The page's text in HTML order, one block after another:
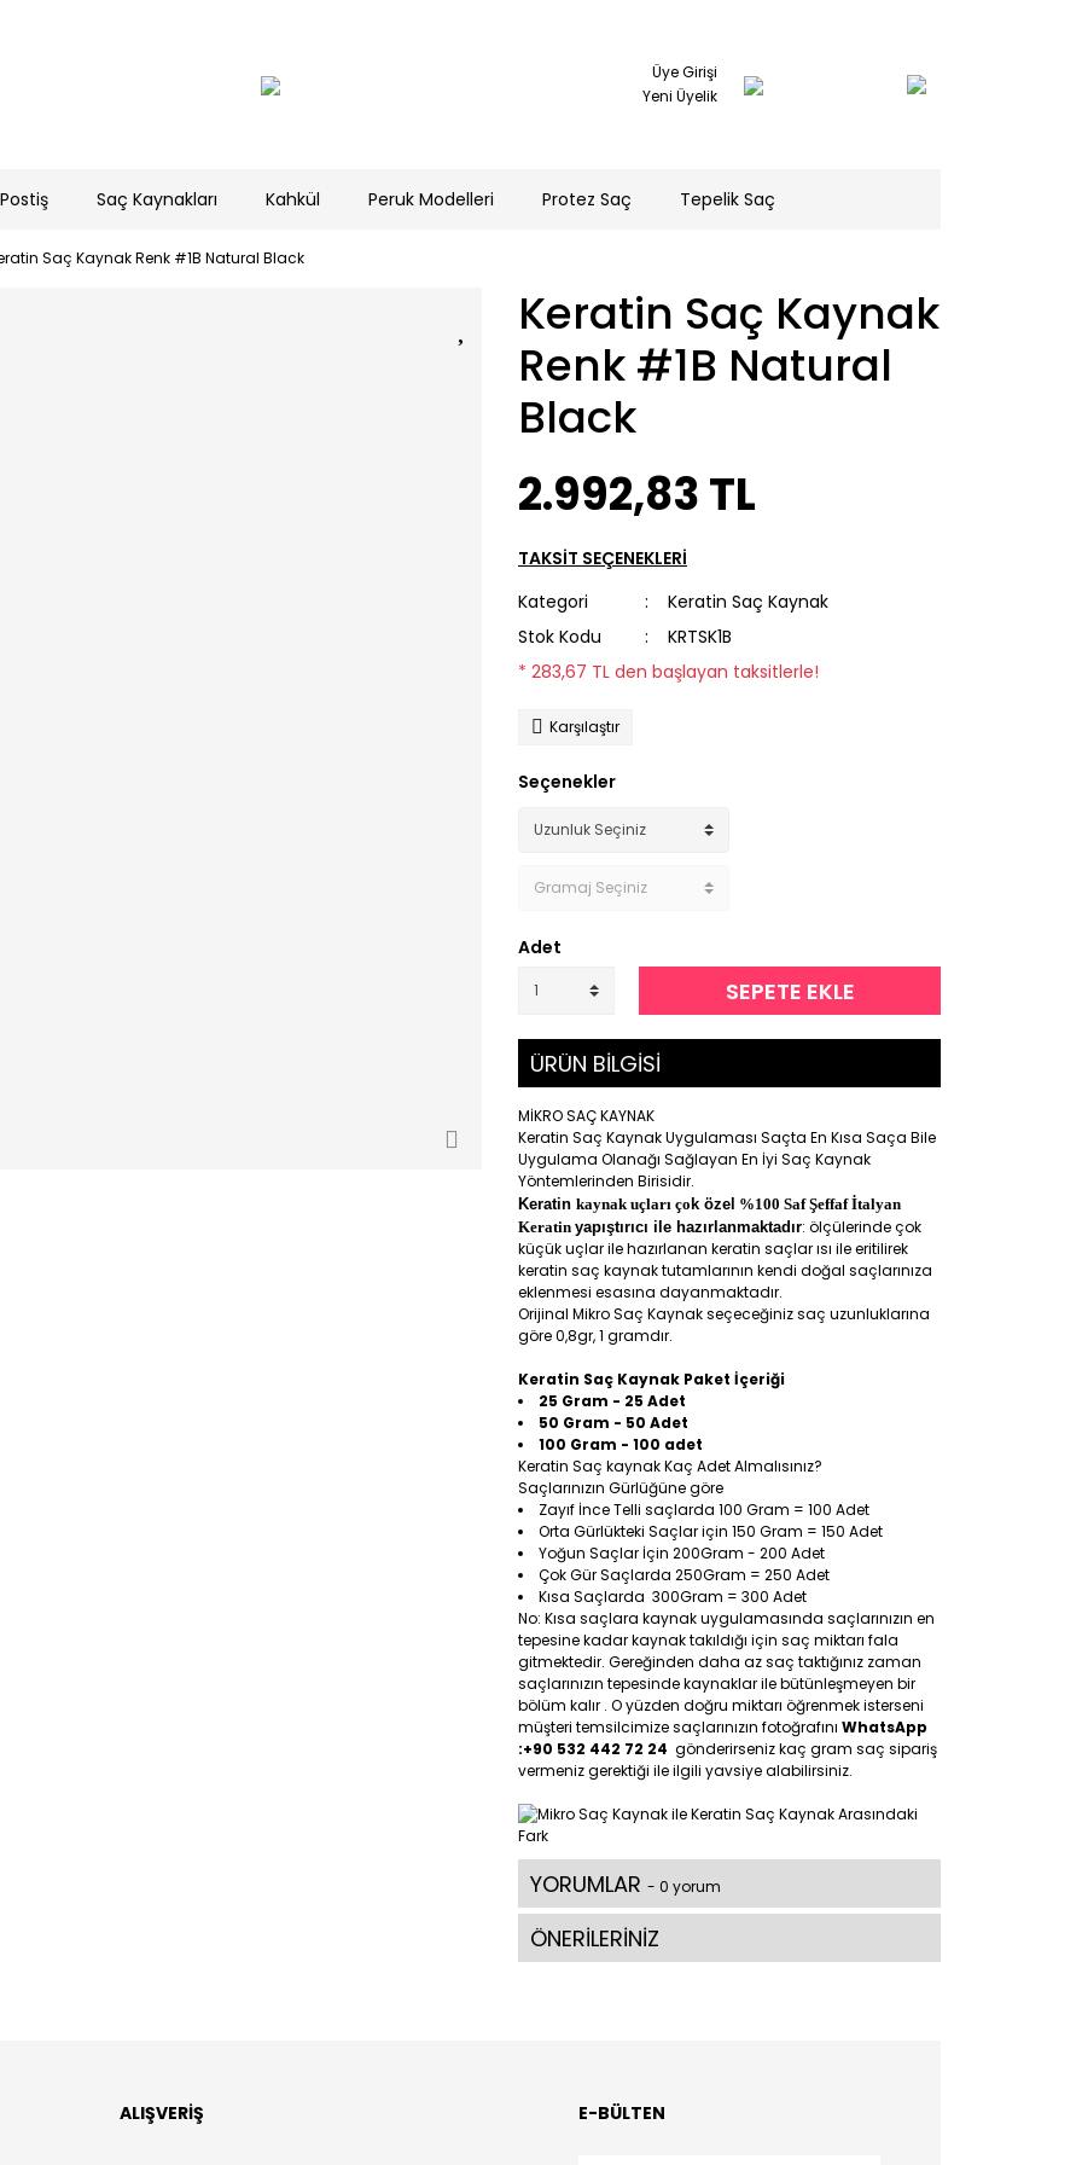
Üye Girişi
Yeni Üyelik
Saç Kaynakları Kahkül Peruk Modelleri Protez Saç Tepelik Saç
Saç Kaynak Renk #1B Natural Black
Keratin Saç Kaynak
Renk #1B Natural
Black
2.992,83 TL
TAKSİT SEÇENEKLERİ
Kategori
Keratin Saç Kaynak
Stok Kodu
KRTSK1B
* 283,67 TL den başlayan taksitlerle!
Karşılaştır
Seçenekler
Adet
SEPETE EKLE
ÜRÜN BİLGİSİ
MİKRO SAÇ KAYNAK
Keratin Saç Kaynak Uygulaması Saçta En Kısa Saça Bile
Uygulama Olanağı Sağlayan En İyi Saç Kaynak
Yöntemlerinden Birisidir.
Keratin kaynak uçları ço k özel %100 Saf Şeffaf İtalyan
Keratin yapıştırıcı ile hazırlanmaktadır: ölçülerinde çok
küçük uçlar ile hazırlanan keratin saçlar ısı ile eritilirek
keratin saç kaynak tutamlarının kendi doğal saçlarınıza
eklenmesi esasına dayanmaktadır.
Orijinal Mikro Saç Kaynak seçeceğiniz saç uzunluklarına
göre 0,8gr, 1 gramdır.
Keratin Saç Kaynak Paket İçeriği
25 Gram - 25 Adet
50 Gram - 50 Adet
100 Gram - 100 adet
Keratin Saç kaynak Kaç Adet Almalısınız?
Saçlarınızın Gürlüğüne göre
Zayıf İnce Telli saçlarda 100 Gram = 100 Adet
Orta Gürlükteki Saçlar için 150 Gram = 150 Adet
Yoğun Saçlar İçin 200Gram - 200 Adet
Çok Gür Saçlarda 250Gram = 250 Adet
Kısa Saçlarda 300Gram = 300 Adet
No: Kısa saçlara kaynak uygulamasında saçlarınızın en
tepesine kadar kaynak takıldığı için saç miktarı fala
gitmektedir. Gereğinden daha az saç taktığınız zaman
saçlarınızın tepesinde kaynaklar ile bütünleşmeyen bir
bölüm kalır . O yüzden doğru miktarı öğrenmek isterseni
müşteri temsilcimize saçlarınızın fotoğrafını WhatsApp
:+90 532 442 72 24 gönderirseniz kaç gram saç sipariş
vermeniz gerektiği ile ilgili yavsiye alabilirsiniz.
YORUMLAR - 0 yorum
ÖNERİLERİNİZ
ALIŞVERİŞ E-BÜLTEN